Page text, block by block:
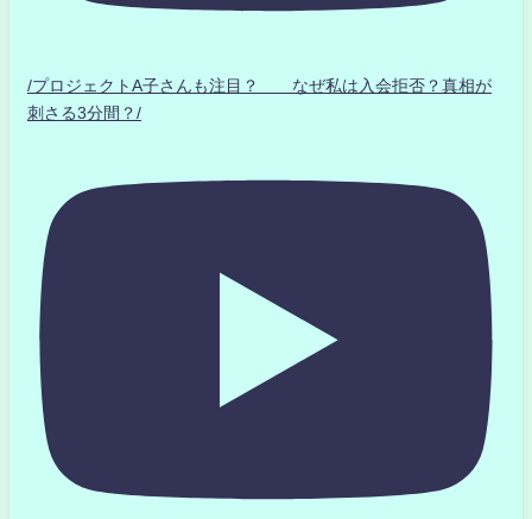
/プロジェクトA子さんも注目？ なぜ私は入会拒否？真相が
刺さる3分間？/